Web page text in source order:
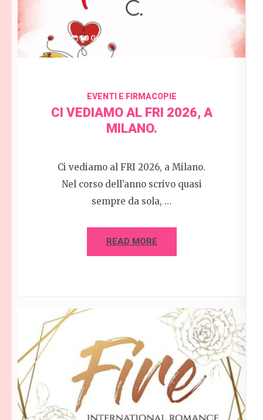
30 Gennaio 2026
EVENTI E FIRMACOPIE
CI VEDIAMO AL FRI 2026, A
MILANO.
Ci vediamo al FRI 2026, a Milano.
Nel corso dell’anno scrivo quasi
sempre da sola, …
READ MORE